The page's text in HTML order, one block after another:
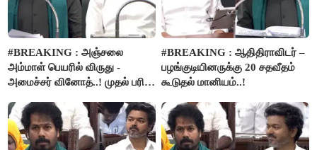
#BREAKING : அஞ்சலை
அம்மாள் பெயரில் விருது -
அமைச்சர் வினோத்..! முதல் பரிசு
#BREAKING : ஆதிதிராவிடர் –
பழங்குடியினருக்கு 20 சதவீதம்
கூடுதல் மானியம்..!